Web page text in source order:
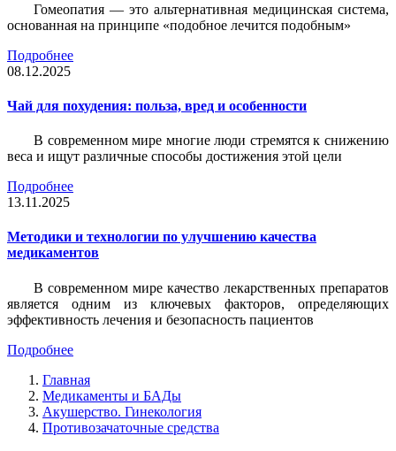
Гомеопатия — это альтернативная медицинская система,
основанная на принципе «подобное лечится подобным»
Подробнее
08.12.2025
Чай для похудения: польза, вред и особенности
В современном мире многие люди стремятся к снижению
веса и ищут различные способы достижения этой цели
Подробнее
13.11.2025
Методики и технологии по улучшению качества
медикаментов
В современном мире качество лекарственных препаратов
является одним из ключевых факторов, определяющих
эффективность лечения и безопасность пациентов
Подробнее
Главная
Медикаменты и БАДы
Акушерство. Гинекология
Противозачаточные средства